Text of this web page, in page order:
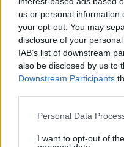
us or personal information
your opt-out. You may
disclosure of your
IAB’s list of downstream
also be disclosed by us to
Downstream Participants
Please note that this
not limited to your visit or
Personal Data
I want to opt-out of
kesztyűt a bal
Jackson
Darren Julien, az
A híres kesztyű
Orange birtokában
közös Motown-
Orange annak a
hogy az árverést